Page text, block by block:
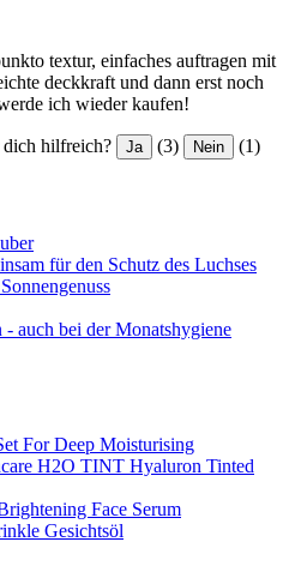
textur, einfaches auftragen mit
deckkraft und dann erst noch
ich wieder kaufen!
hilfreich? Ja (3) Nein (1)
für den Schutz des Luchses
- auch bei der Monatshygiene
For Deep Moisturising
H2O TINT Hyaluron Tinted
Face Serum
Gesichtsöl